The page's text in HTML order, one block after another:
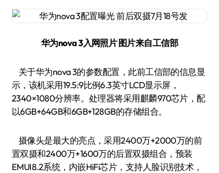
华为nova 3入网照片 图片来自工信部
关于华为nova 3的参数配置，此前工信部的信息显
示，该机采用19.5:9比例6.3英寸LCD显示屏，
2340×1080分辨率。处理器将采用麒麟970芯片，配
以6GB+64GB和6GB+128GB的存储组合。
摄像头是最大的亮点，采用2400万+2000万的前
置双摄和2400万+1600万的后置双摄组合，预装
EMUI8.2系统，内嵌HiFi芯片，支持人脸识别技术，